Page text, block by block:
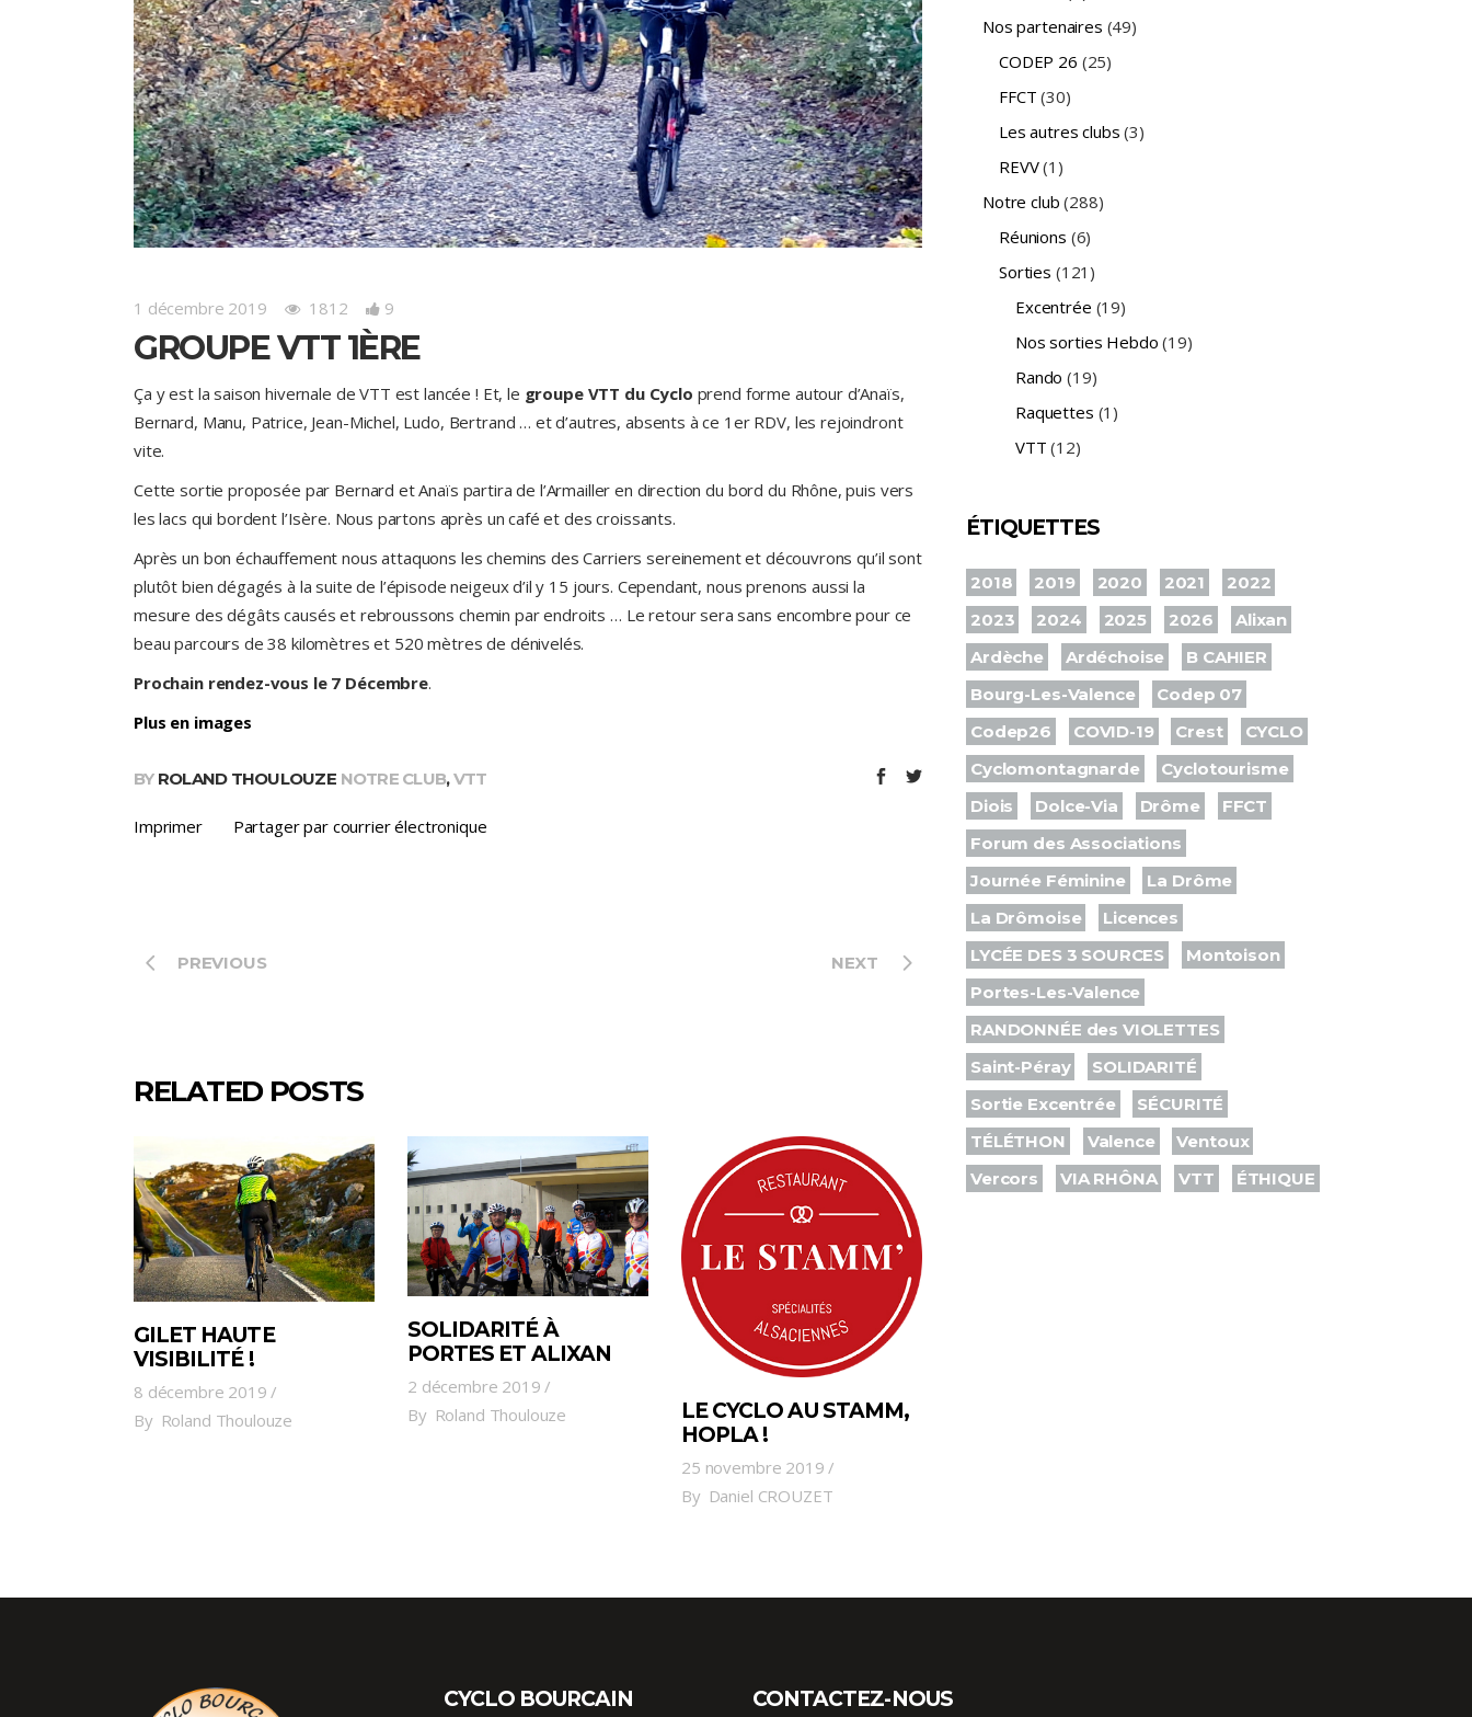
1 décembre 2019 1812 9
GROUPE VTT 1ÈRE
Ça y est la saison hivernale de VTT est lancée ! Et, le groupe VTT du Cyclo prend forme autour d’Anaïs,
Bernard, Manu, Patrice, Jean-Michel, Ludo, Bertrand … et d’autres, absents à ce 1er RDV, les rejoindront
vite.
Cette sortie proposée par Bernard et Anaïs partira de l’Armailler en direction du bord du Rhône, puis vers
les lacs qui bordent l’Isère. Nous partons après un café et des croissants.
Après un bon échauffement nous attaquons les chemins des Carriers sereinement et découvrons qu’il sont
plutôt bien dégagés à la suite de l’épisode neigeux d’il y 15 jours. Cependant, nous prenons aussi la
mesure des dégâts causés et rebroussons chemin par endroits … Le retour sera sans encombre pour ce
beau parcours de 38 kilomètres et 520 mètres de dénivelés.
Prochain rendez-vous le 7 Décembre.
Plus en images
BY ROLAND THOULOUZE NOTRE CLUB,VTT
Imprimer Partager par courrier électronique
PREVIOUS NEXT
RELATED POSTS
GILET HAUTE
VISIBILITÉ !
8 décembre 2019
By Roland Thoulouze
SOLIDARITÉ À
PORTES ET ALIXAN
2 décembre 2019
By Roland Thoulouze
LE CYCLO AU STAMM,
HOPLA !
25 novembre 2019
By Daniel CROUZET
Nos partenaires (49)
CODEP 26 (25)
FFCT (30)
Les autres clubs (3)
REVV(1)
Notre club (288)
Réunions (6)
Sorties (121)
Excentrée (19)
Nos sorties Hebdo (19)
Rando (19)
Raquettes (1)
VTT (12)
ÉTIQUETTES
2018 2019 2020 2021
2022
2023
2024 2025 2026
Alixan
Ardèche
Ardéchoise
B CAHIER
Bourg-Les-Valence
Codep 07
Codep26
COVID-19 Crest
CYCLO
Cyclomontagnarde
Cyclotourisme
Diois
Dolce-Via Drôme
FFCT
Forum des Associations
Journée Féminine
La Drôme
La Drômoise
Licences
LYCÉE DES 3 SOURCES
Montoison
Portes-Les-Valence
RANDONNÉE des VIOLETTES
Saint-Péray
SOLIDARITÉ
Sortie Excentrée
SÉCURITÉ
TÉLÉTHON
Valence
Ventoux
Vercors
VIA RHÔNA VTT ÉTHIQUE
CYCLO BOURCAIN CONTACTEZ-NOUS